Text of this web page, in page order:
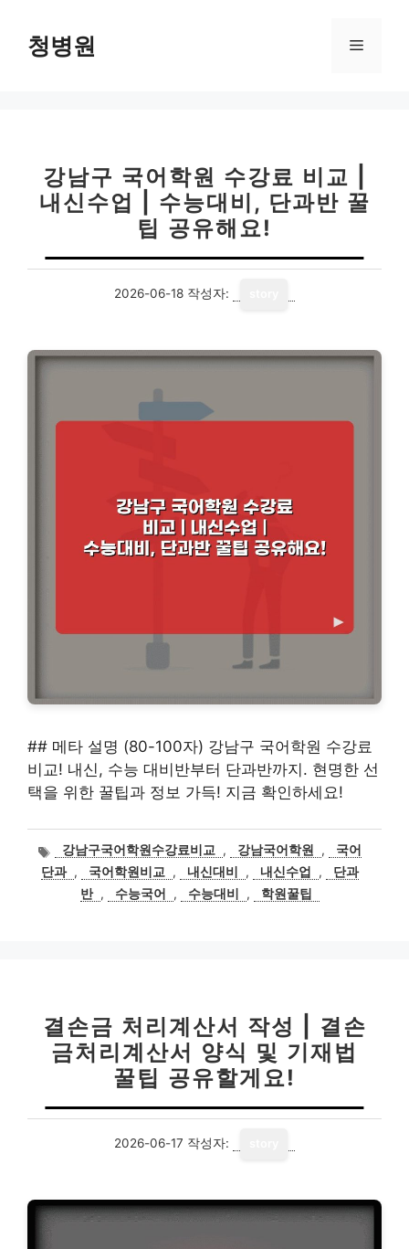
청병원 메
강남구 국어학원 수강료 비교 |
내신수업 | 수능대비, 단과반 꿀
팁 공유해요!
2026-06-18 작성자:
## 메타 설명 (80-100자) 강남구 국어학원 수강료
비교! 내신, 수능 대비반부터 단과반까지. 현명한 선
택을 위한 꿀팁과 정보 가득! 지금 확인하세요!
태
그
강남구국어학원수강료비교 , 강남국어학원 ,
국어
단과 , 국어학원비교 , 내신대비 , 내신수업 ,
단과
반 , 수능국어 , 수능대비 , 학원꿀팁
결손금 처리계산서 작성 | 결손
금처리계산서 양식 및 기재법
꿀팁 공유할게요!
2026-06-17 작성자: